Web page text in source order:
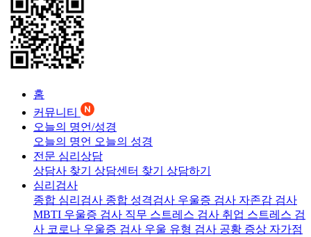
홈
커뮤니티
오늘의 명언/성경
오늘의 명언 오늘의 성경
전문 심리상담
상담사 찾기 상담센터 찾기 상담하기
심리검사
종합 심리검사 종합 성격검사 우울증 검사 자존감 검사
MBTI 우울증 검사 직무 스트레스 검사 취업 스트레스 검
사 코로나 우울증 검사 우울 유형 검사 공황 증상 자가점